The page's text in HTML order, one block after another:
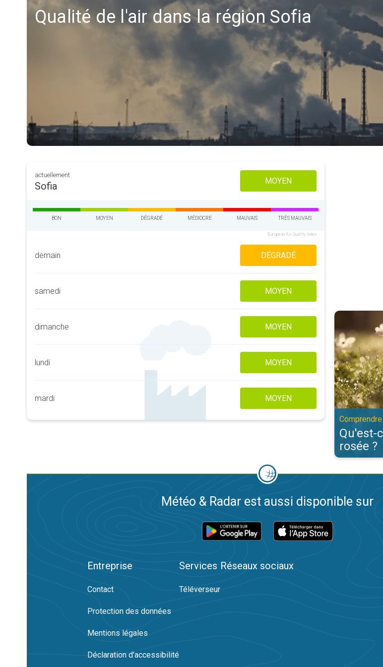
Qualité de l'air dans la région Sofia
actuellement
Sofia MOYEN
BON MOYEN DÉGRADÉ MÉDIOCRE MAUVAIS TRÈS MAUVAIS
European Air Quality Index
demain DÉGRADÉ
samedi MOYEN
dimanche MOYEN
lundi MOYEN
mardi MOYEN
Qu'est-ce
Qu'est-
rosée ?
Météo & Radar est aussi disponible sur
Entreprise
Contact
Protection des données
Mentions légales
Déclaration d'accessibilité
Services
Téléverseur
Réseaux sociaux